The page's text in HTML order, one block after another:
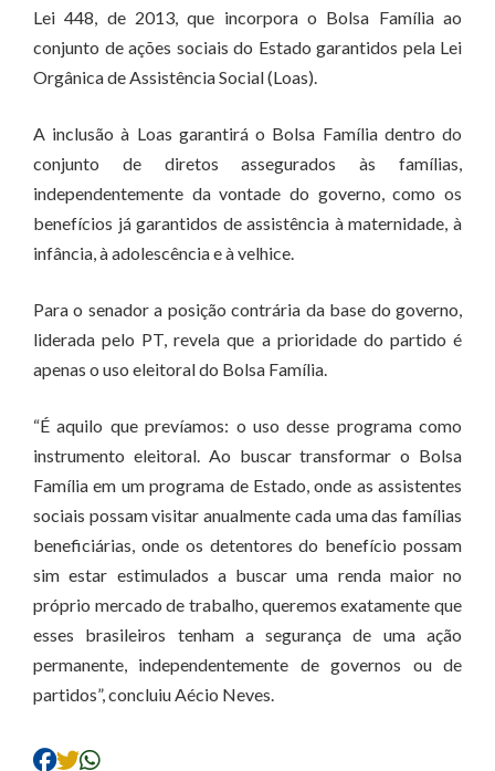
Lei 448, de 2013, que incorpora o Bolsa Família ao
conjunto de ações sociais do Estado garantidos pela Lei
Orgânica de Assistência Social (Loas).
A inclusão à Loas garantirá o Bolsa Família dentro do
conjunto de diretos assegurados às famílias,
independentemente da vontade do governo, como os
benefícios já garantidos de assistência à maternidade, à
infância, à adolescência e à velhice.
Para o senador a posição contrária da base do governo,
liderada pelo PT, revela que a prioridade do partido é
apenas o uso eleitoral do Bolsa Família.
“É aquilo que prevíamos: o uso desse programa como
instrumento eleitoral. Ao buscar transformar o Bolsa
Família em um programa de Estado, onde as assistentes
sociais possam visitar anualmente cada uma das famílias
beneficiárias, onde os detentores do benefício possam
sim estar estimulados a buscar uma renda maior no
próprio mercado de trabalho, queremos exatamente que
esses brasileiros tenham a segurança de uma ação
permanente, independentemente de governos ou de
partidos”, concluiu Aécio Neves.